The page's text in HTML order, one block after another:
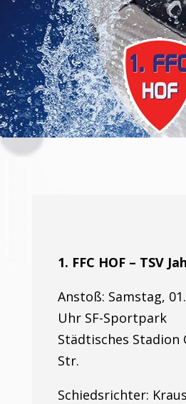
1. FFC HOF – TSV
Anstoß: Samstag,
Uhr SF-Sportpark
Städtisches Stadion
Str.
Schiedsrichter: